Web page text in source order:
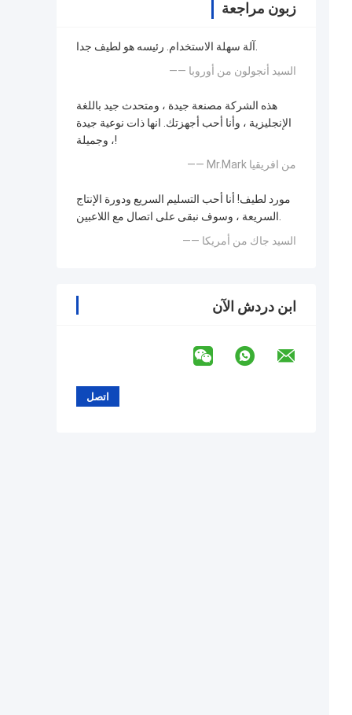
زبون مراجعة
آلة سهلة الاستخدام. رئيسه هو لطيف جدا.
—— السيد أنجولون من أوروبا
هذه الشركة مصنعة جيدة ، ومتحدث جيد باللغة
الإنجليزية ، وأنا أحب أجهزتك. انها ذات نوعية جيدة
، وجميلة!
—— Mr.Mark من افريقيا
مورد لطيف! أنا أحب التسليم السريع ودورة الإنتاج
السريعة ، وسوف نبقى على اتصال مع اللاعبين.
—— السيد جاك من أمريكا
ابن دردش الآن